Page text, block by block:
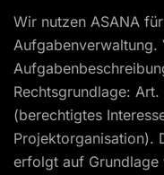
Wir nutzen ASANA
Aufgabenverwaltung.
Rechtsgrundlage:
(berechtigtes
Projektorganisation).
erfolgt auf Grundlage